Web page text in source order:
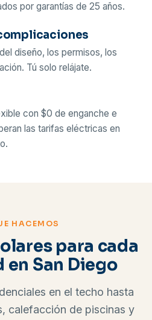
por garantías de 25 años.
diseño, los permisos, los
Tú solo relájate.
con $0 de enganche e
las tarifas eléctricas en
HACEMOS
para cada
San Diego
en el techo hasta
calefacción de piscinas y